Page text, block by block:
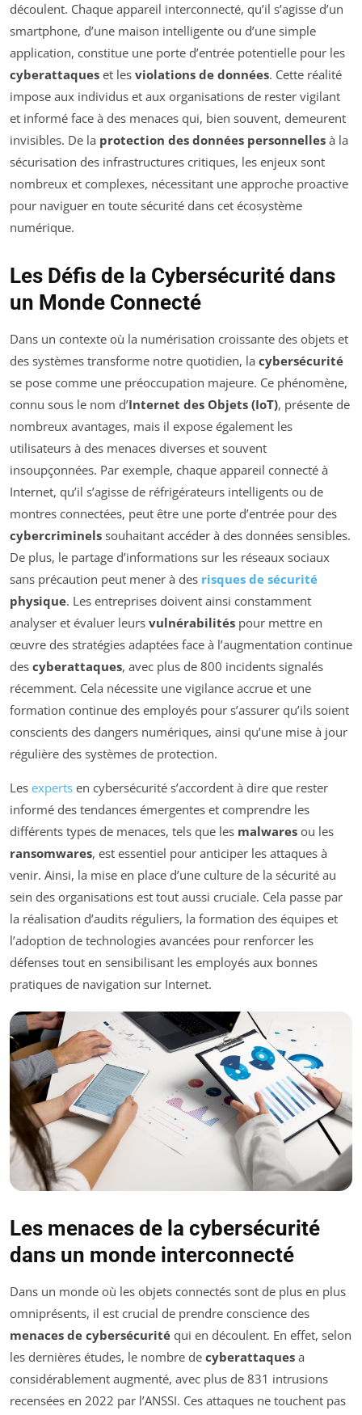
découlent. Chaque appareil interconnecté, qu’il s’agisse d’un
smartphone, d’une maison intelligente ou d’une simple
application, constitue une porte d’entrée potentielle pour les
cyberattaques et les violations de données. Cette réalité
impose aux individus et aux organisations de rester vigilant
et informé face à des menaces qui, bien souvent, demeurent
invisibles. De la protection des données personnelles à la
sécurisation des infrastructures critiques, les enjeux sont
nombreux et complexes, nécessitant une approche proactive
pour naviguer en toute sécurité dans cet écosystème
numérique.
Les Défis de la Cybersécurité dans
un Monde Connecté
Dans un contexte où la numérisation croissante des objets et
des systèmes transforme notre quotidien, la cybersécurité
se pose comme une préoccupation majeure. Ce phénomène,
connu sous le nom d’Internet des Objets (IoT), présente de
nombreux avantages, mais il expose également les
utilisateurs à des menaces diverses et souvent
insoupçonnées. Par exemple, chaque appareil connecté à
Internet, qu’il s’agisse de réfrigérateurs intelligents ou de
montres connectées, peut être une porte d’entrée pour des
cybercriminels souhaitant accéder à des données sensibles.
De plus, le partage d’informations sur les réseaux sociaux
sans précaution peut mener à des risques de sécurité
physique. Les entreprises doivent ainsi constamment
analyser et évaluer leurs vulnérabilités pour mettre en
œuvre des stratégies adaptées face à l’augmentation continue
des cyberattaques, avec plus de 800 incidents signalés
récemment. Cela nécessite une vigilance accrue et une
formation continue des employés pour s’assurer qu’ils soient
conscients des dangers numériques, ainsi qu’une mise à jour
régulière des systèmes de protection.
Les experts en cybersécurité s’accordent à dire que rester
informé des tendances émergentes et comprendre les
différents types de menaces, tels que les malwares ou les
ransomwares, est essentiel pour anticiper les attaques à
venir. Ainsi, la mise en place d’une culture de la sécurité au
sein des organisations est tout aussi cruciale. Cela passe par
la réalisation d’audits réguliers, la formation des équipes et
l’adoption de technologies avancées pour renforcer les
défenses tout en sensibilisant les employés aux bonnes
pratiques de navigation sur Internet.
Les menaces de la cybersécurité
dans un monde interconnecté
Dans un monde où les objets connectés sont de plus en plus
omniprésents, il est crucial de prendre conscience des
menaces de cybersécurité qui en découlent. En effet, selon
les dernières études, le nombre de cyberattaques a
considérablement augmenté, avec plus de 831 intrusions
recensées en 2022 par l’ANSSI. Ces attaques ne touchent pas